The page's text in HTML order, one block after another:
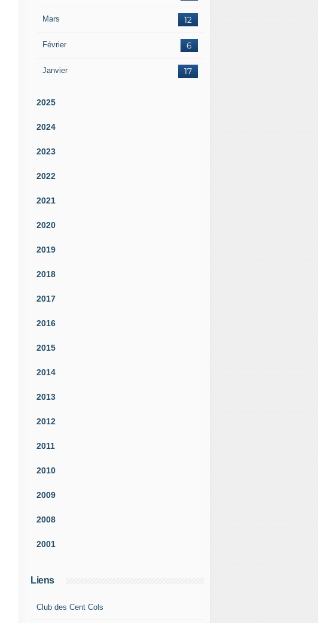
Mars 12
Février 6
Janvier 17
2025
2024
2023
2022
2021
2020
2019
2018
2017
2016
2015
2014
2013
2012
2011
2010
2009
2008
2001
Liens
Club des Cent Cols